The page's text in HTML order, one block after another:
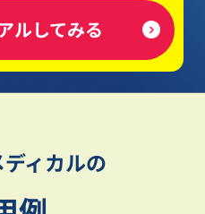
ルしてみる
ィカルの